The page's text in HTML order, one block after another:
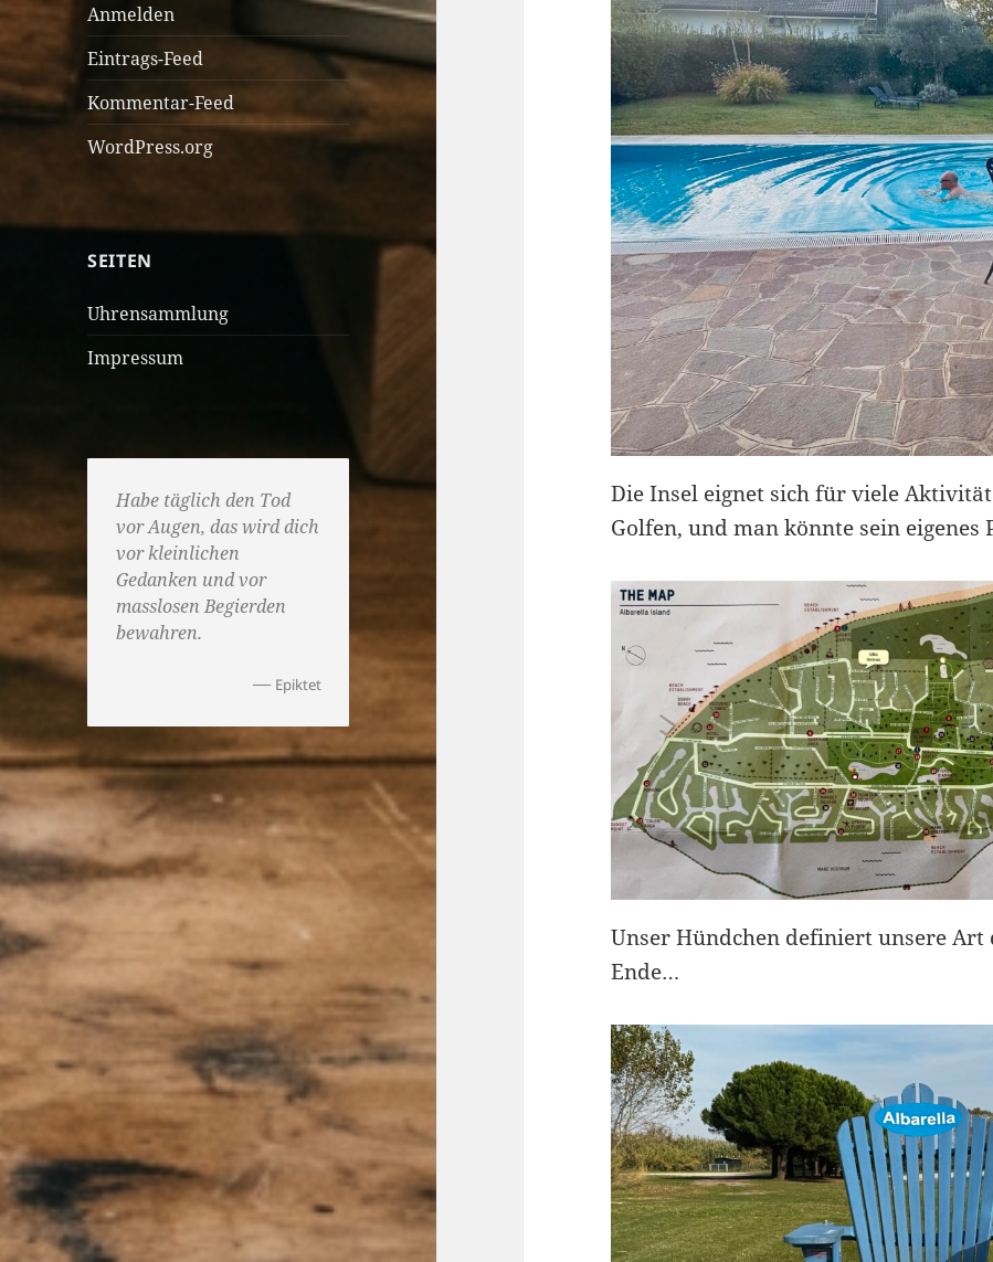
Anmelden
Eintrags-Feed
Kommentar-Feed
WordPress.org
SEITEN
Uhrensammlung
Impressum
Habe täglich den Tod
vor Augen, das wird dich
vor kleinlichen
Gedanken und vor
masslosen Begierden
bewahren.
— Epiktet
Die Insel eignet sich für viele
Golfen, und man könnte sein
Unser Hündchen definiert unsere Art
Ende…